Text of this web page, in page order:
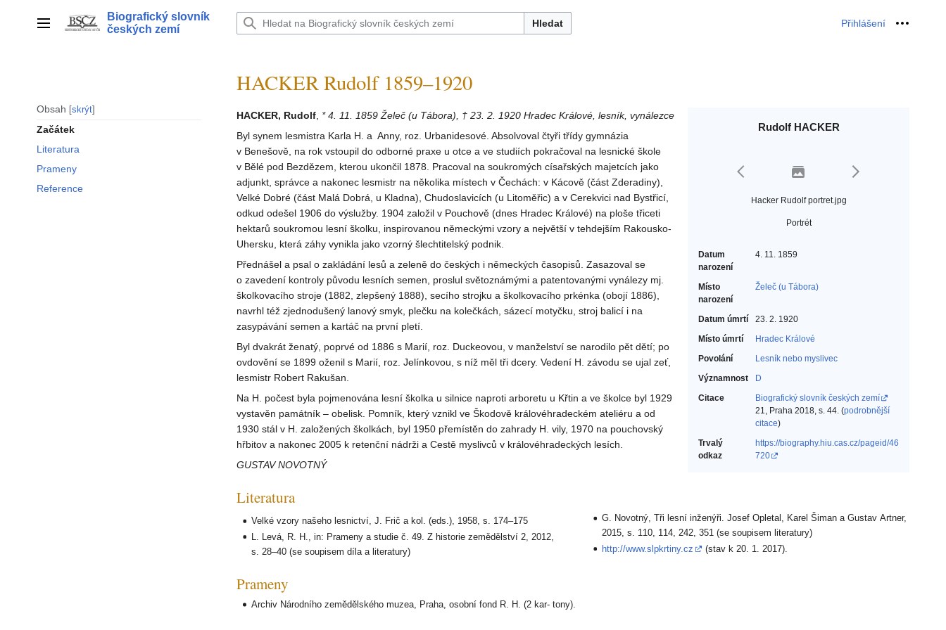
Hlavní menu
Biografický slovník
českých zemí
Hledat Přihlášení Osobní
Obsah skrýt
Začátek
Literatura
Prameny
Reference
HACKER Rudolf 1859–1920
Rudolf HACKER
Hacker Rudolf portret.jpg
Portrét
Datum
narození
4. 11. 1859
Místo
narození
Želeč (u Tábora)
Datum úmrtí
23. 2. 1920
Místo úmrtí
Hradec Králové
Povolání
Lesník nebo myslivec‎
Významnost
D
Citace
Biografický slovník českých zemí
21, Praha 2018, s. 44. (podrobnější
citace)
Trvalý
odkaz
https://biography.hiu.cas.cz/pageid/46
720
HACKER, Rudolf * 4. 11. 1859 Želeč (u Tábora), † 23. 2. 1920 Hradec Králové, lesník, vynálezce
Byl synem lesmistra Karla H. a Anny, roz. Urbanidesové. Absolvoval čtyři třídy gymnázia
v Benešově, na rok vstoupil do odborné praxe u otce a ve studiích pokračoval na lesnické škole
v Bělé pod Bezdězem, kterou ukončil 1878. Pracoval na soukromých císařských majetcích jako
adjunkt, správce a nakonec lesmistr na několika místech v Čechách: v Kácově (část Zderadiny),
Velké Dobré (část Malá Dobrá, u Kladna), Chudoslavicích (u Litoměřic) a v Cerekvici nad Bystřicí,
odkud odešel 1906 do výslužby. 1904 založil v Pouchově (dnes Hradec Králové) na ploše třiceti
hektarů soukromou lesní školku, inspirovanou německými vzory a největší v tehdejším Rakousko-
Uhersku, která záhy vynikla jako vzorný šlechtitelský podnik.
Přednášel a psal o zakládání lesů a zeleně do českých i německých časopisů. Zasazoval se
o zavedení kontroly původu lesních semen, proslul světoznámými a patentovanými vynálezy mj.
školkovacího stroje (1882, zlepšený 1888), secího strojku a školkovacího prkénka (obojí 1886),
navrhl též zjednodušený lanový smyk, plečku na kolečkách, sázecí motyčku, stroj balicí i na
zasypávání semen a kartáč na první pletí.
Byl dvakrát ženatý, poprvé od 1886 s Marií, roz. Duckeovou, v manželství se narodilo pět dětí; po
ovdovění se 1899 oženil s Marií, roz. Jelínkovou, s níž měl tři dcery. Vedení H. závodu se ujal zeť,
lesmistr Robert Rakušan.
Na H. počest byla pojmenována lesní školka u silnice naproti arboretu u Křtin a ve školce byl 1929
vystavěn památník – obelisk. Pomník, který vznikl ve Škodově královéhradeckém ateliéru a od
1930 stál v H. založených školkách, byl 1950 přemístěn do zahrady H. vily, 1970 na pouchovský
hřbitov a nakonec 2005 k retenční nádrži a Cestě myslivců v královéhradeckých lesích.
GUSTAV NOVOTNÝ
Literatura
Velké vzory našeho lesnictví, J. Frič a kol. (eds.), 1958, s. 174–175
L. Levá, R. H., in: Prameny a studie č. 49. Z historie zemědělství 2, 2012,
s. 28–40 (se soupisem díla a literatury)
G. Novotný, Tři lesní inženýři. Josef Opletal, Karel Šiman a Gustav Artner,
2015, s. 110, 114, 242, 351 (se soupisem literatury)
http://www.slpkrtiny.cz
(stav k 20. 1. 2017).
Prameny
Archiv Národního zemědělského muzea, Praha, osobní fond R. H. (2 kar- tony).